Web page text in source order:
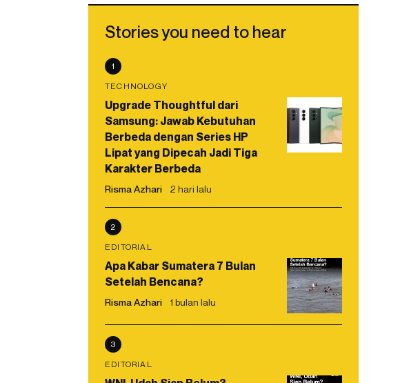
Stories you need to hear
1
TECHNOLOGY
Upgrade Thoughtful dari
Samsung: Jawab Kebutuhan
Berbeda dengan Series HP
Lipat yang Dipecah Jadi Tiga
Karakter Berbeda
Risma Azhari 2 hari lalu
2
EDITORIAL
Apa Kabar Sumatera 7 Bulan
Setelah Bencana?
Risma Azhari 1 bulan lalu
3
EDITORIAL